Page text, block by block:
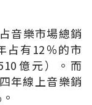
音樂市場總銷
占有12％的市
億元）。而
年線上音樂銷